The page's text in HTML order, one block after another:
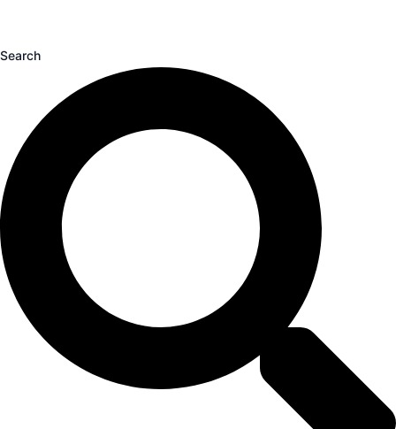
Search